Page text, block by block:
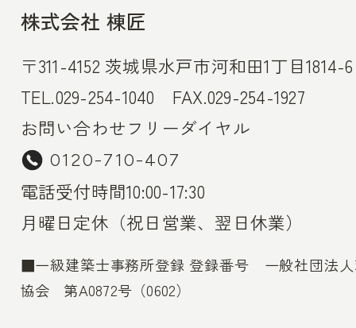
株式会社 棟匠
〒311-4152 茨城県水戸市河和田1丁目1814-6
TEL.029-254-1040 FAX.029-254-1927
お問い合わせフリーダイヤル
0120-710-407
電話受付時間10:00-17:30
月曜日定休（祝日営業、翌日休業）
■一級建築士事務所登録 登録番号 一般社団法人
協会 第A0872号（0602）